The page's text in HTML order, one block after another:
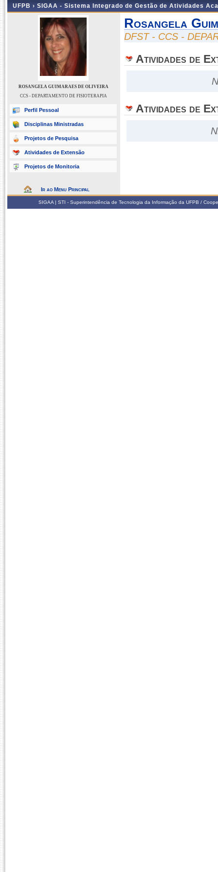
UFPB › SIGAA - Sistema Integrado de Gestão de Atividades
ROSANGELA GUIMARAES DE OLIVEIRA
CCS - DEPARTAMENTO DE FISIOTERAPIA
Perfil Pessoal
Disciplinas Ministradas
Projetos de Pesquisa
Atividades de Extensão
Projetos de Monitoria
Ir ao Menu Principal
Rosangela
DFST - CCS -
Atividades de
Atividades de
SIGAA | STI - Superintendência de Tecnologia da Informação da UFPB /